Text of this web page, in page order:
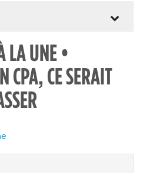
LA UNE •
CPA, CE SERAIT